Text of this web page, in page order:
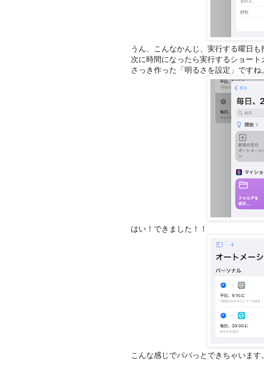
うん、こんなかんじ、実行する曜日
次に時間になったら実行するショー
さっき作った「明るさを設定」ですね
はい！できました！！
こんな感じでパパっとできちゃいます